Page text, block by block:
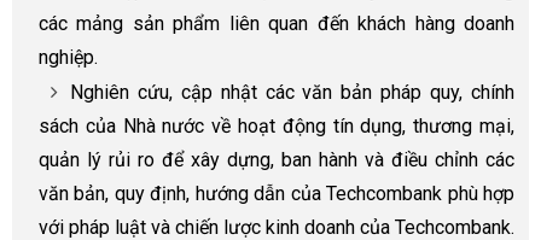
các mảng sản phẩm liên quan đến khách hàng doanh
nghiệp.
Nghiên cứu, cập nhật các văn bản pháp quy, chính
sách của Nhà nước về hoạt động tín dụng, thương mại,
quản lý rủi ro để xây dựng, ban hành và điều chỉnh các
văn bản, quy định, hướng dẫn của Techcombank phù hợp
với pháp luật và chiến lược kinh doanh của Techcombank.